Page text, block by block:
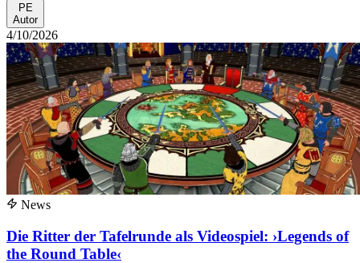
PE
Autor
4/10/2026
News
Die Ritter der Tafelrunde als Videospiel: ›Legends of
the Round Table‹